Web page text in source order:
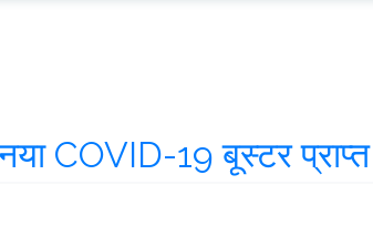
नया COVID-19 बूस्टर